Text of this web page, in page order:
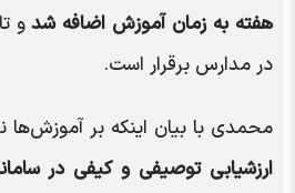
هفته به زمان آموزش اضافه شدو
در مدارس برقرار است.
محمدی با بیان اینکه بر آموزش‌ها